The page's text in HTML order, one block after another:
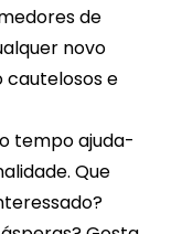
de
novo
cautelosos e
tempo ajuda-
Que